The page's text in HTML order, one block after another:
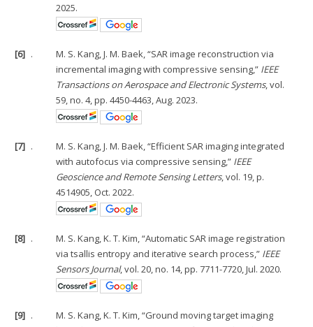
2025.
[6] .
M. S. Kang, J. M. Baek, “SAR image reconstruction via
incremental imaging with compressive sensing,” IEEE
Transactions on Aerospace and Electronic Systems, vol.
59, no. 4, pp. 4450-4463, Aug. 2023.
[7] .
M. S. Kang, J. M. Baek, “Efficient SAR imaging integrated
with autofocus via compressive sensing,” IEEE
Geoscience and Remote Sensing Letters, vol. 19, p.
4514905, Oct. 2022.
[8] .
M. S. Kang, K. T. Kim, “Automatic SAR image registration
via tsallis entropy and iterative search process,” IEEE
Sensors Journal, vol. 20, no. 14, pp. 7711-7720, Jul. 2020.
[9] .
M. S. Kang, K. T. Kim, “Ground moving target imaging